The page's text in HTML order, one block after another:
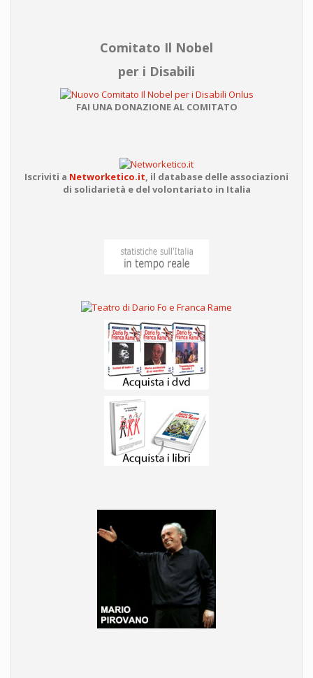
Comitato Il Nobel
per i Disabili
FAI UNA DONAZIONE AL COMITATO
Iscriviti a Networketico.it, il database delle associazioni
di solidarietà e del volontariato in Italia